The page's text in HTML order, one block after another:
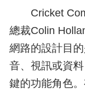
Cricket
總裁Colin
網路的設計目
音、視訊或資
鍵的功能角色